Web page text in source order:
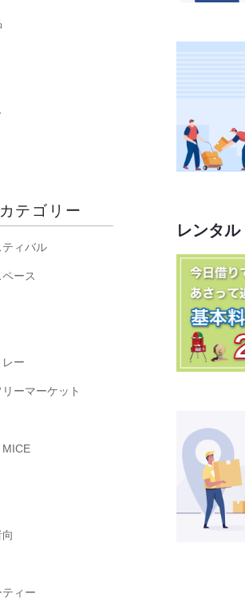
テゴリー
ィバル
ース
ー
ーマーケット
ィー
レンタル